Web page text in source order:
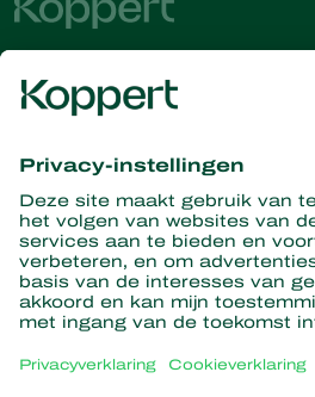
Ontvang het
informatie
Hier
Partners with Nature
Roofmijten
Roofinsecten